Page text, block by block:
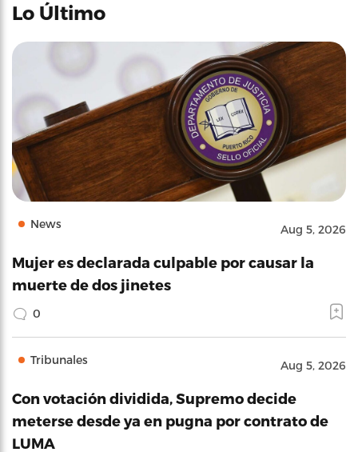
Lo Último
News Aug 5, 2026
Mujer es declarada culpable por causar la
muerte de dos jinetes
0
Tribunales Aug 5, 2026
Con votación dividida, Supremo decide
meterse desde ya en pugna por contrato de
LUMA